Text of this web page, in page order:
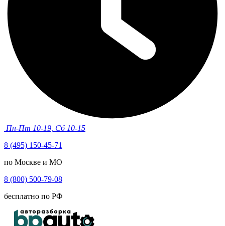
Пн-Пт 10-19, Сб 10-15
8 (495) 150-45-71
по Москве и МО
8 (800) 500-79-08
бесплатно по РФ